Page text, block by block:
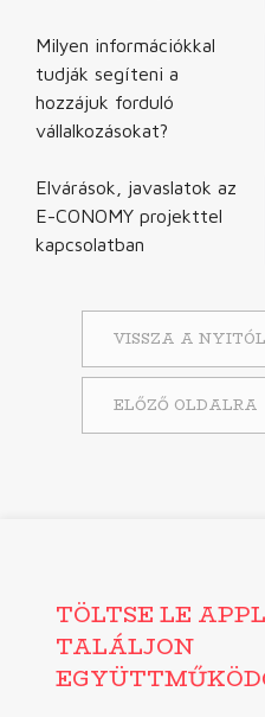
Milyen információkkal
tudják segíteni a
hozzájuk forduló
vállalkozásokat?
Elvárások, javaslatok az
E-CONOMY projekttel
kapcsolatban
VISSZA A
ELŐZŐ OLDALRA
TÖLTSE LE
TALÁLJON